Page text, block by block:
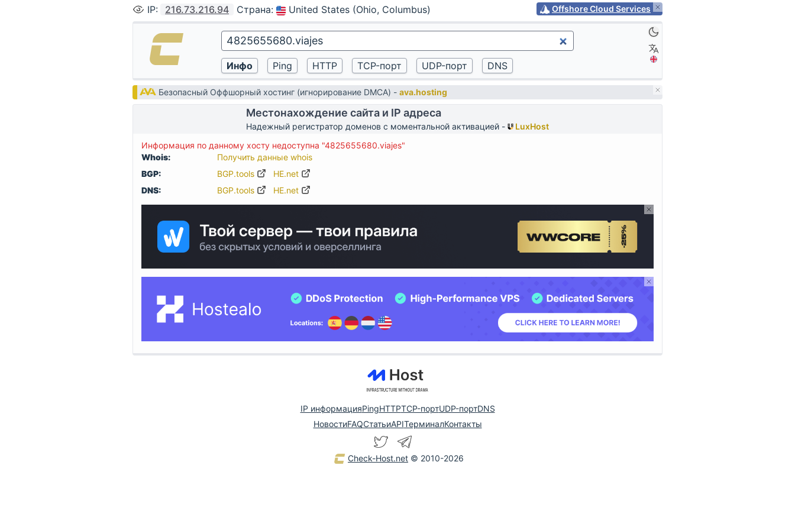
IP: 216.73.216.94 Страна: United States (Ohio, Columbus) Offshore Cloud Services
Безопасный Оффшорный хостинг (игнорирование DMCA) -ava.hosting
Местонахождение сайта и IP адреса
Надежный регистратор доменов с моментальной активацией -
LuxHost
Информация по данному хосту недоступна "4825655680.viajes"
Whois:
Получить данные whois
BGP:
BGP.tools
HE.net
DNS:
BGP.tools HE.net
IP информацияPingHTTPTCP-портUDP-портDNS
НовостиFAQСтатьиAPIТерминалКонтакты
Check-Host.net © 2010-2026